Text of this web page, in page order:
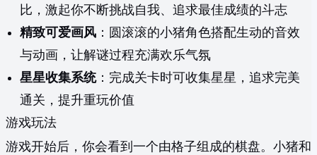
比，激起你不断挑战自我、追求最佳成绩的斗志
精致可爱画风 ：圆滚滚的小猪角色搭配生动的音效
与动画，让解谜过程充满欢乐气氛
星星收集系统：完成关卡时可收集星星，追求完美
通关，提升重玩价值
游戏玩法
游戏开始后，你会看到一个由格子组成的棋盘。小猪和